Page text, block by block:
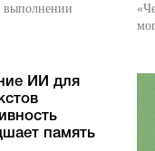
выполнении
ИИ для
память